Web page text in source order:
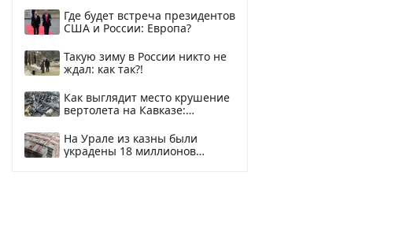
Где будет встреча президентов
США и России: Европа?
Такую зиму в России никто не
ждал: как так?!
Как выглядит место крушение
вертолета на Кавказе:
На Урале из казны были
украдены 18 миллионов